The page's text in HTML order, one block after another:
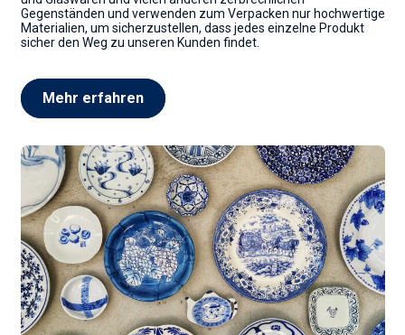
Gegenständen und verwenden zum Verpacken nur hochwertige
Materialien, um sicherzustellen, dass jedes einzelne Produkt
sicher den Weg zu unseren Kunden findet.
Mehr erfahren